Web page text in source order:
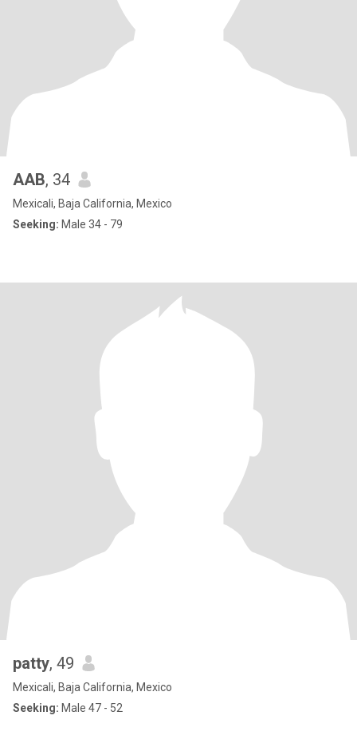
AAB, 34
Mexicali, Baja California, Mexico
Seeking: Male 34 - 79
patty, 49
Mexicali, Baja California, Mexico
Seeking: Male 47 - 52